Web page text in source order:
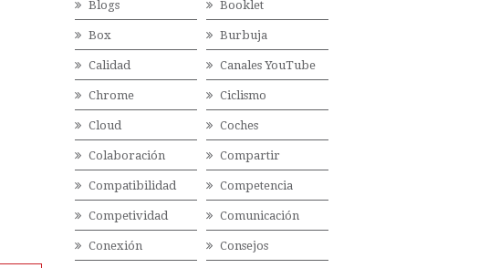
Blogs Booklet
Box Burbuja
Calidad Canales YouTube
Chrome Ciclismo
Cloud Coches
Colaboración Compartir
Compatibilidad Competencia
Competividad Comunicación
Conexión Consejos